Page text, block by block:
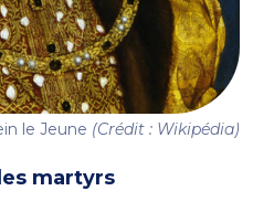
le Jeune (Crédit : Wikipédia)
martyrs